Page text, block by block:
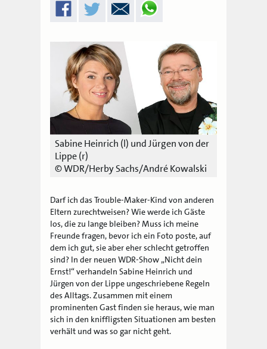
Sabine Heinrich (l) und Jürgen von der
Lippe (r)
© WDR/Herby Sachs/André Kowalski
Darf ich das Trouble-Maker-Kind von anderen
Eltern zurechtweisen? Wie werde ich Gäste
los, die zu lange bleiben? Muss ich meine
Freunde fragen, bevor ich ein Foto poste, auf
dem ich gut, sie aber eher schlecht getroffen
sind? In der neuen WDR-Show „Nicht dein
Ernst!“ verhandeln Sabine Heinrich und
Jürgen von der Lippe ungeschriebene Regeln
des Alltags. Zusammen mit einem
prominenten Gast finden sie heraus, wie man
sich in den kniffligsten Situationen am besten
verhält und was so gar nicht geht.